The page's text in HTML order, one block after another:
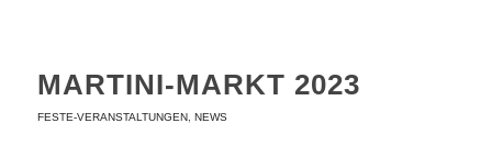
MARTINI-MARKT 2023
FESTE-VERANSTALTUNGEN, NEWS